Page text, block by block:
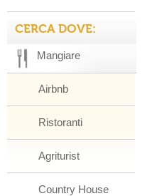
CERCA DOVE:
Mangiare
Airbnb
Ristoranti
Agriturist
Country House